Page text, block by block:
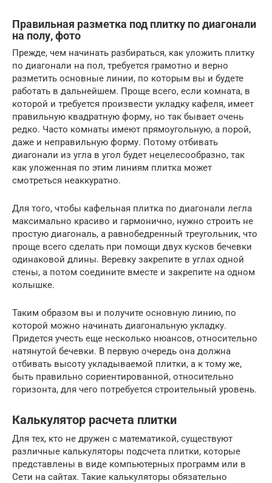
Правильная разметка под плитку по диагонали
на полу, фото
Прежде, чем начинать разбираться, как уложить плитку
по диагонали на пол, требуется грамотно и верно
разметить основные линии, по которым вы и будете
работать в дальнейшем. Проще всего, если комната, в
которой и требуется произвести укладку кафеля, имеет
правильную квадратную форму, но так бывает очень
редко. Часто комнаты имеют прямоугольную, а порой,
даже и неправильную форму. Потому отбивать
диагонали из угла в угол будет нецелесообразно, так
как уложенная по этим линиям плитка может
смотреться неаккуратно.
Для того, чтобы кафельная плитка по диагонали легла
максимально красиво и гармонично, нужно строить не
простую диагональ, а равнобедренный треугольник, что
проще всего сделать при помощи двух кусков бечевки
одинаковой длины. Веревку закрепите в углах одной
стены, а потом соедините вместе и закрепите на одном
колышке.
Таким образом вы и получите основную линию, по
которой можно начинать диагональную укладку.
Придется учесть еще несколько нюансов, относительно
натянутой бечевки. В первую очередь она должна
отбивать высоту укладываемой плитки, а к тому же,
быть правильно сориентированной, относительно
горизонта, для чего потребуется строительный уровень.
Калькулятор расчета плитки
Для тех, кто не дружен с математикой, существуют
различные калькуляторы подсчета плитки, которые
представлены в виде компьютерных программ или в
Сети на сайтах. Такие калькуляторы обязательно